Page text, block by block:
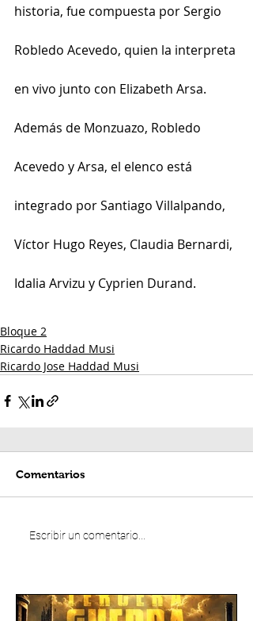
historia, fue compuesta por Sergio
Robledo Acevedo, quien la interpreta
en vivo junto con Elizabeth Arsa.
Además de Monzuazo, Robledo
Acevedo y Arsa, el elenco está
integrado por Santiago Villalpando,
Víctor Hugo Reyes, Claudia Bernardi,
Idalia Arvizu y Cyprien Durand.
Bloque 2
Ricardo Haddad Musi
Ricardo Jose Haddad Musi
Comentarios
Escribir un comentario...